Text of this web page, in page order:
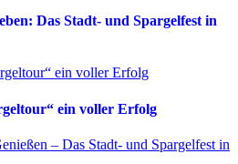
Das Stadt- und Spargelfest in
ein voller Erfolg